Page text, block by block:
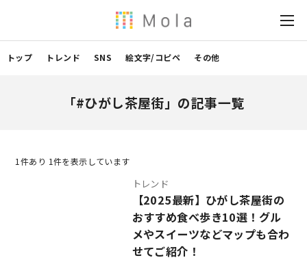
トップ トレンド SNS 絵文字/コピペ その他
「#ひがし茶屋街」の記事一覧
1 件あり 1件を表示しています
トレンド
【2025最新】ひがし茶屋街の
おすすめ食べ歩き10選！グル
メやスイーツなどマップも合わ
せてご紹介！